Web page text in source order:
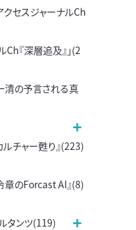
セスジャーナルCh
Ch『深層追及』」(2
清の予言される真
チャー甦り』(223)
章のForcast AI』(8)
タンツ(119)